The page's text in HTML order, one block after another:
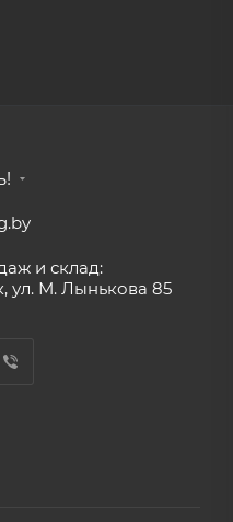
и склад:
ул. М. Лынькова 85